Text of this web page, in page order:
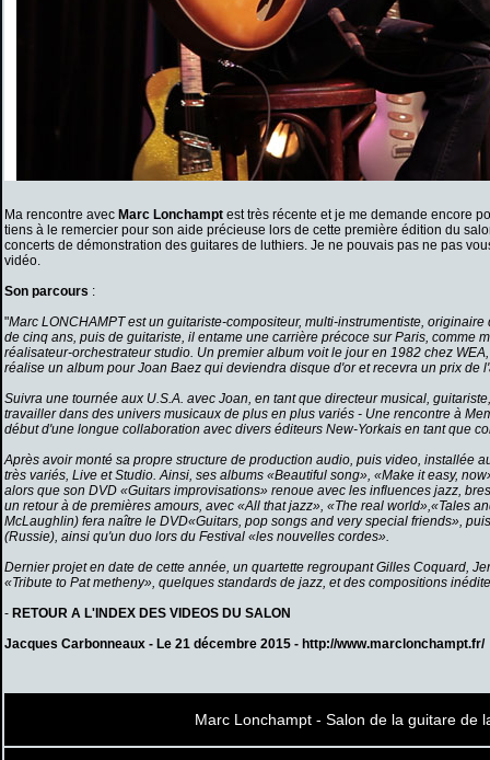
Ma rencontre avec Marc Lonchampt est très récente et je me demande encore
tiens à le remercier pour son aide précieuse lors de cette première édition du
concerts de démonstration des guitares de luthiers. Je ne pouvais pas ne pas
vidéo.
Son parcours :
"Marc LONCHAMPT est un guitariste-compositeur, multi-instrumentiste,
de cinq ans, puis de guitariste, il entame une carrière précoce sur Paris, comme
réalisateur-orchestrateur studio. Un premier album voit le jour en 1982 chez
réalise un album pour Joan Baez qui deviendra disque d'or et recevra un prix de
Suivra une tournée aux U.S.A. avec Joan, en tant que directeur musical,
travailler dans des univers musicaux de plus en plus variés - Une rencontre à
début d'une longue collaboration avec divers éditeurs New-Yorkais en tant que
Après avoir monté sa propre structure de production audio, puis video, installée
très variés, Live et Studio. Ainsi, ses albums «Beautiful song», «Make it easy,
alors que son DVD «Guitars improvisations» renoue avec les influences jazz,
un retour à de premières amours, avec «All that jazz», «The real world»,«Tales
McLaughlin) fera naître le DVD«Guitars, pop songs and very special friends»,
(Russie), ainsi qu'un duo lors du Festival «les nouvelles cordes».
Dernier projet en date de cette année, un quartette regroupant Gilles Coquard,
«Tribute to Pat metheny», quelques standards de jazz, et des compositions
- RETOUR A L'INDEX DES VIDEOS DU SALON
Jacques Carbonneaux - Le 21 décembre 2015 - http://www.marclonchampt.fr/
Marc Lonchampt - Salon de la guitare de